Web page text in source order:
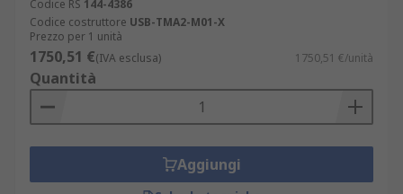
Codice RS 144-4386
Codice costruttore USB-TMA2-M01-X
Prezzo per 1 unità
1750,51 €(IVA esclusa) 1750,51 €/unità
Quantità
Aggiungi